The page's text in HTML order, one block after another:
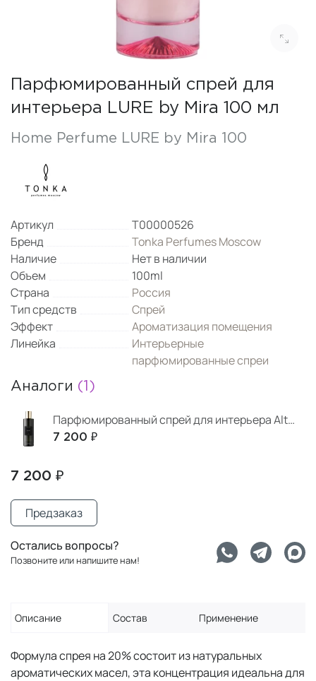
Парфюмированный спрей для
интерьера LURE by Mira 100 мл
Home Perfume LURE by Mira 100
Артикул
Т00000526
Бренд
Tonka Perfumes Moscow
Наличие
Нет в наличии
Объем
100ml
Страна
Россия
Тип средств
Спрей
Эффект
Ароматизация помещения
Линейка
Интерьерные
парфюмированные спреи
Аналоги (1)
Парфюмированный спрей для интерьера Altai 100 мл
7 200 ₽
7 200 ₽
Предзаказ
Остались вопросы?
Позвоните или напишите нам!
Описание Состав Применение
Формула спрея на 20% состоит из натуральных
ароматических масел, эта концентрация идеальна для